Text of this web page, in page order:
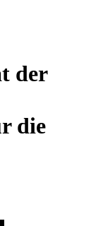
der
die